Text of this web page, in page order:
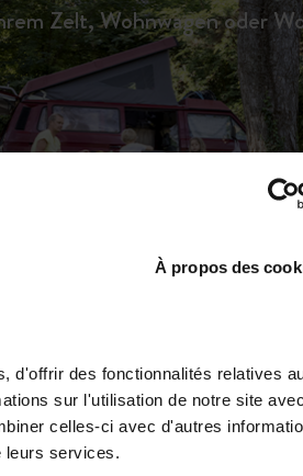
À propos des
d'offrir des fonctionnalités relatives
sur l'utilisation de notre site
celles-ci avec d'autres
leurs services.
Zelt, Wohnwagen oder